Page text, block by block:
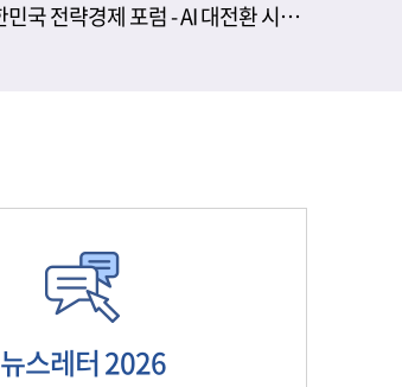
대한민국 전략경제 포럼 - AI 대전환 시대, 대한민국 전략경제의 길
뉴스레터 2026